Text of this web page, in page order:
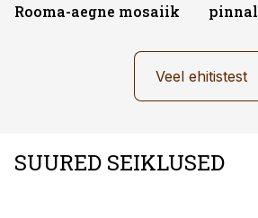
Rooma-aegne mosaiik
pinnal
Veel ehitistest
SUURED SEIKLUSED